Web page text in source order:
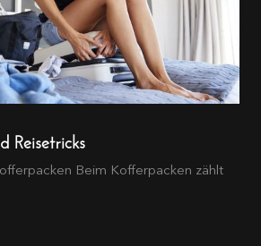
Reisetricks
Beim Kofferpacken zählt